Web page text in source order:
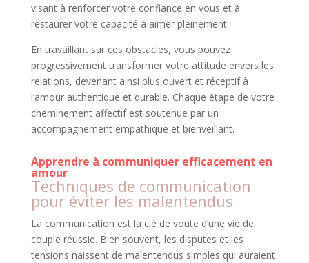
visant à renforcer votre confiance en vous et à
restaurer votre capacité à aimer pleinement.
En travaillant sur ces obstacles, vous pouvez
progressivement transformer votre attitude envers les
relations, devenant ainsi plus ouvert et réceptif à
l’amour authentique et durable. Chaque étape de votre
cheminement affectif est soutenue par un
accompagnement empathique et bienveillant.
Apprendre à communiquer efficacement en
amour
Techniques de communication
pour éviter les malentendus
La communication est la clé de voûte d’une vie de
couple réussie. Bien souvent, les disputes et les
tensions naissent de malentendus simples qui auraient